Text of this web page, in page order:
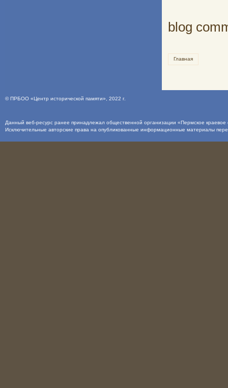
blog
Главная
©ПРБОО «Центр исторической памяти» , 2022 г.
Данный веб-ресурс ранее принадлежал общественной организации «Пермское
Исключительные авторские права на опубликованные информационные материалы